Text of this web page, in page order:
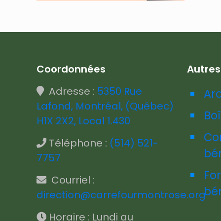
Coordonnées
Adresse : 5350 Rue
Lafond, Montréal, (Québec)
H1X 2X2, Local 1.430
Téléphone : (514) 521-
7757
Courriel :
direction@carrefourmontrose.org
Horaire : Lundi au